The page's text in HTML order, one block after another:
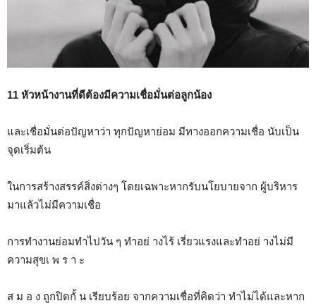
11 หัวหน้างานที่ดีต้องมีความเชื่อมั่นต่อลูกน้อง
และเชื่อมั่นต่อปัญหาว่า ทุกปัญหาย่อม มีทางออกความเชื่อ นับเป็น
จุดเริ่มต้น
ในการสร้างสรรค์สิ่งต่างๆ โดยเฉพาะหากรับนโยบายจาก ผู้บริหาร
มาแล้วไม่มีความเชื่อ
การทำงานย่อมทำไปวัน ๆ ทำอย่ างไร้ เรี่ยวแรงและทำอย่ างไม่มี
ความสุขเ พ ร า ะ
ส ม อ ง ถูกปิดกั้ น เรียบร้อย จากความเชื่อที่คิดว่า ทำไม่ได้และหาก